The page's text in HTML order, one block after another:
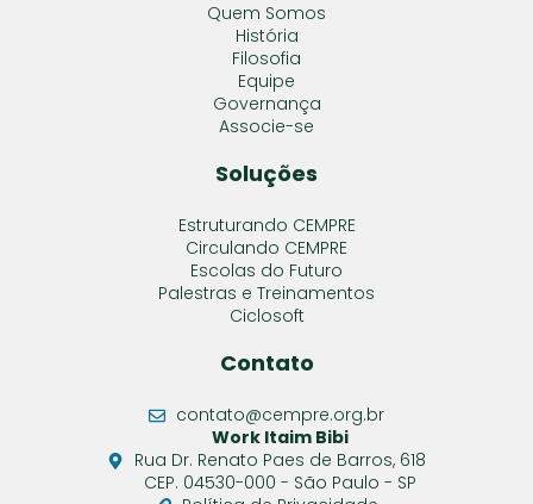
Quem Somos
História
Filosofia
Equipe
Governança
Associe-se
Soluções
Estruturando CEMPRE
Circulando CEMPRE
Escolas do Futuro
Palestras e Treinamentos
Ciclosoft
Contato
contato@cempre.org.br
Work Itaim Bibi
Rua Dr. Renato Paes de Barros, 618
CEP. 04530-000 - São Paulo - SP